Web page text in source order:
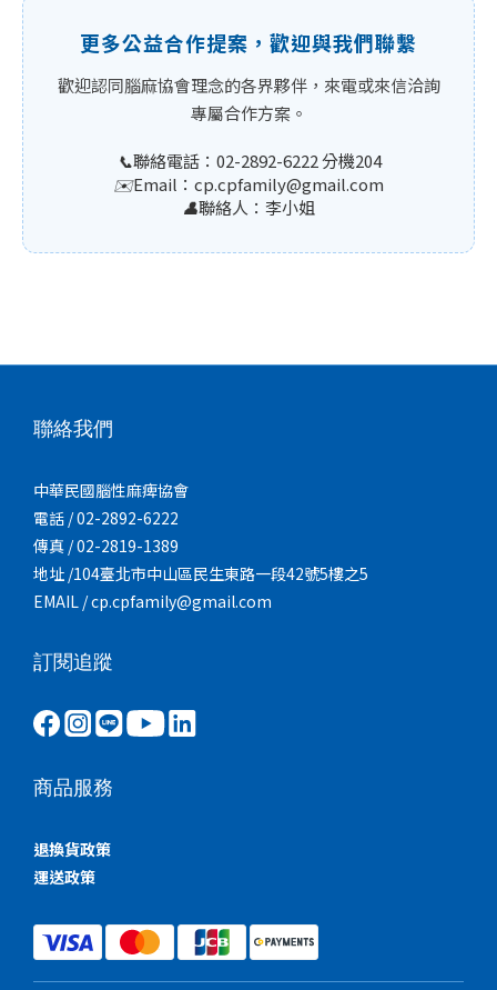
更多公益合作提案，歡迎與我們聯繫
歡迎認同腦麻協會理念的各界夥伴，來電或來信洽詢
專屬合作方案。
📞聯絡電話：02-2892-6222 分機204
✉️Email：cp.cpfamily@gmail.com
👤聯絡人：李小姐
聯絡我們
中華民國腦性麻痺協會
電話 / 02-2892-6222
傳真 / 02-2819-1389
地址 /104臺北市中山區民生東路一段42號5樓之5
EMAIL / cp.cpfamily@gmail.com
訂閱追蹤
商品服務
退換貨政策
運送政策